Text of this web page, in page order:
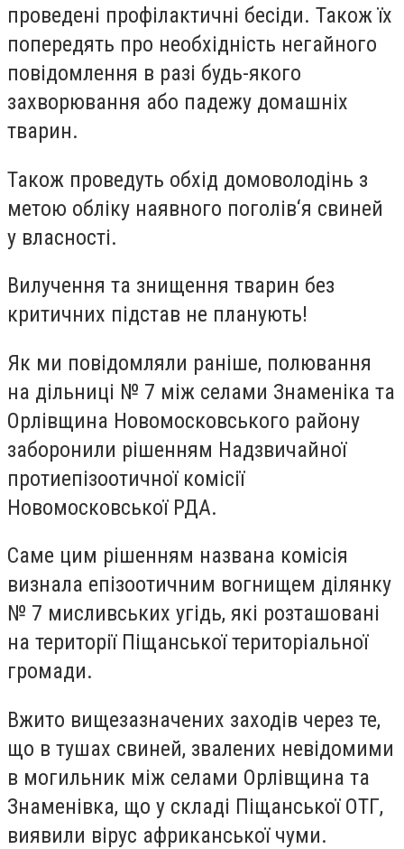
проведені профілактичні бесіди. Також їх
попередять про необхідність негайного
повідомлення в разі будь-якого
захворювання або падежу домашніх
тварин.
Також проведуть обхід домоволодінь з
метою обліку наявного поголів‘я свиней
у власності.
Вилучення та знищення тварин без
критичних підстав не планують!
Як ми повідомляли раніше, полювання
на дільниці № 7 між селами Знаменіка та
Орлівщина Новомосковського району
заборонили рішенням Надзвичайної
протиепізоотичної комісії
Новомосковської РДА.
Саме цим рішенням названа комісія
визнала епізоотичним вогнищем ділянку
№ 7 мисливських угідь, які розташовані
на території Піщанської територіальної
громади.
Вжито вищезазначених заходів через те,
що в тушах свиней, звалених невідомими
в могильник між селами Орлівщина та
Знаменівка, що у складі Піщанської ОТГ,
виявили вірус африканської чуми.